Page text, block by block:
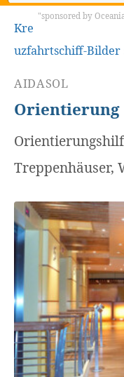
"sponsored by
Kre
uzfahrtschiff-Bilder
AIDASOL
Orientierung
Treppenhäuser,